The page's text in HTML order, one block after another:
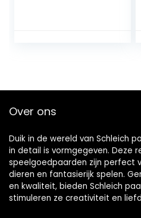
Over ons
Duik in de wereld van Schleich
in detail is vormgegeven. Deze
speelgoedpaarden zijn perfect
dieren en fantasierijk spelen.
en kwaliteit, bieden Schleich
stimuleren ze creativiteit en